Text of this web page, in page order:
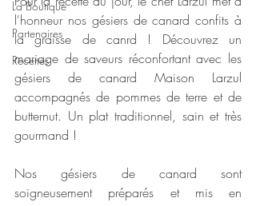
La Boutique
Partenaires
Recettes
l'honneur nos gésiers de canard confits à
la graisse de canrd ! Découvrez un
mariage de saveurs réconfortant avec les
gésiers de canard Maison Larzul
accompagnés de pommes de terre et de
butternut. Un plat traditionnel, sain et très
gourmand !
Nos gésiers de canard sont
soigneusement préparés et mis en